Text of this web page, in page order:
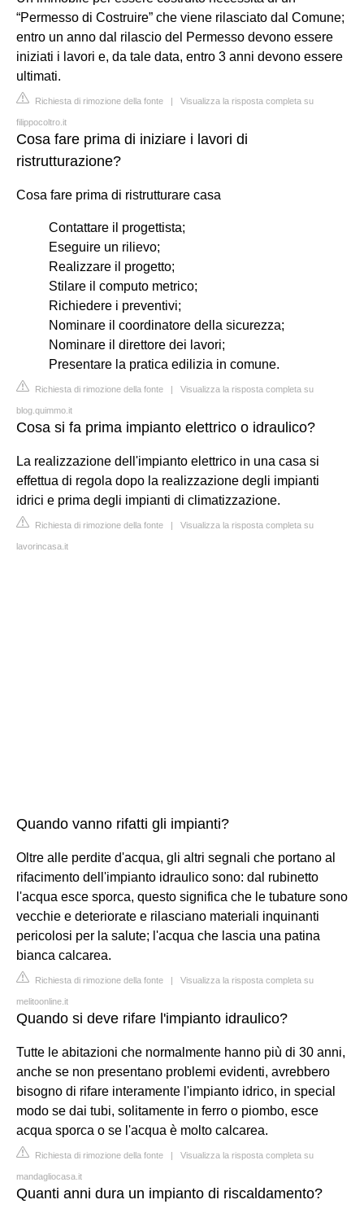
“Permesso di Costruire” che viene rilasciato dal Comune;
entro un anno dal rilascio del Permesso devono essere
iniziati i lavori e, da tale data, entro 3 anni devono essere
ultimati.
Richiesta di rimozione della fonte | Visualizza la risposta completa su
filippocoltro.it
Cosa fare prima di iniziare i lavori di
ristrutturazione?
Cosa fare prima di ristrutturare casa
Contattare il progettista;
Eseguire un rilievo;
Realizzare il progetto;
Stilare il computo metrico;
Richiedere i preventivi;
Nominare il coordinatore della sicurezza;
Nominare il direttore dei lavori;
Presentare la pratica edilizia in comune.
Richiesta di rimozione della fonte | Visualizza la risposta completa su
blog.quimmo.it
Cosa si fa prima impianto elettrico o idraulico?
La realizzazione dell'impianto elettrico in una casa si
effettua di regola dopo la realizzazione degli impianti
idrici e prima degli impianti di climatizzazione.
Richiesta di rimozione della fonte | Visualizza la risposta completa su
lavorincasa.it
Quando vanno rifatti gli impianti?
Oltre alle perdite d'acqua, gli altri segnali che portano al
rifacimento dell'impianto idraulico sono: dal rubinetto
l'acqua esce sporca, questo significa che le tubature sono
vecchie e deteriorate e rilasciano materiali inquinanti
pericolosi per la salute; l'acqua che lascia una patina
bianca calcarea.
Richiesta di rimozione della fonte | Visualizza la risposta completa su
melitoonline.it
Quando si deve rifare l'impianto idraulico?
Tutte le abitazioni che normalmente hanno più di 30 anni,
anche se non presentano problemi evidenti, avrebbero
bisogno di rifare interamente l'impianto idrico, in special
modo se dai tubi, solitamente in ferro o piombo, esce
acqua sporca o se l'acqua è molto calcarea.
Richiesta di rimozione della fonte | Visualizza la risposta completa su
mandagliocasa.it
Quanti anni dura un impianto di riscaldamento?